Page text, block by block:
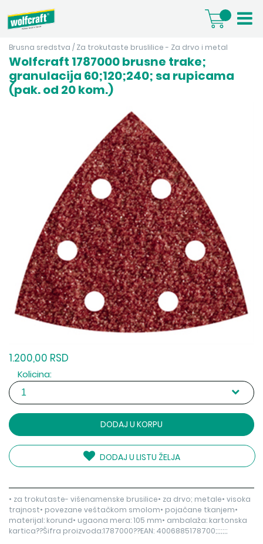
Brusna sredstva / Za trokutaste bruslilice - Za drvo i metal
Wolfcraft 1787000 brusne trake;
granulacija 60;120;240; sa rupicama
(pak. od 20 kom.)
1.200,00 RSD
Kolicina:
DODAJ U KORPU
DODAJ U LISTU ŽELJA
• za trokutaste- višenamenske brusilice• za drvo; metale• visoka
trajnost• povezane veštačkom smolom• pojačane tkanjem•
materijal: korund• ugaona mera: 105 mm• ambalaža: kartonska
kartica??Šifra proizvoda:1787000??EAN: 4006885178700;;;;;;;